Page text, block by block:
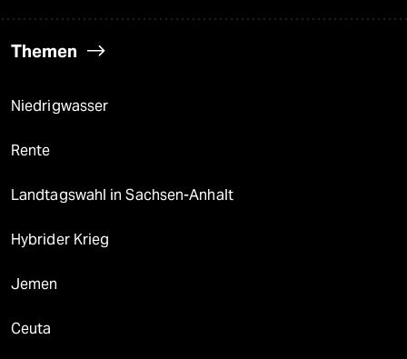
Themen
Niedrigwasser
Rente
Landtagswahl in Sachsen-Anhalt
Hybrider Krieg
Jemen
Ceuta